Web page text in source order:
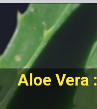
Aloe Vera :